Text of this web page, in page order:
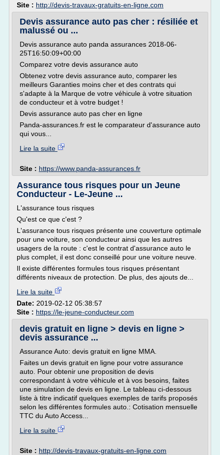
Site : http://devis-travaux-gratuits-en-ligne.com
Devis assurance auto pas cher : résiliée et
malussé ou ...
Devis assurance auto panda assurances 2018-06-
25T16:50:09+00:00
Comparez votre devis assurance auto
Obtenez votre devis assurance auto, comparer les
meilleurs Garanties moins cher et des contrats qui
s'adapte à la Marque de votre véhicule à votre situation
de conducteur et à votre budget !
Devis assurance auto pas cher en ligne
Panda-assurances.fr est le comparateur d'assurance auto
qui vous...
Lire la suite
Site : https://www.panda-assurances.fr
Assurance tous risques pour un Jeune
Conducteur - Le-Jeune ...
L'assurance tous risques
Qu'est ce que c'est ?
L'assurance tous risques présente une couverture optimale
pour une voiture, son conducteur ainsi que les autres
usagers de la route : c'est le contrat d'assurance auto le
plus complet, il est donc conseillé pour une voiture neuve.
Il existe différentes formules tous risques présentant
différents niveaux de protection. De plus, des ajouts de...
Lire la suite
Date: 2019-02-12 05:38:57
Site : https://le-jeune-conducteur.com
devis gratuit en ligne > devis en ligne >
devis assurance ...
Assurance Auto: devis gratuit en ligne MMA.
Faites un devis gratuit en ligne pour votre assurance
auto. Pour obtenir une proposition de devis
correspondant à votre véhicule et à vos besoins, faites
une simulation de devis en ligne. Le tableau ci-dessous
liste à titre indicatif quelques exemples de tarifs proposés
selon les différentes formules auto.: Cotisation mensuelle
TTC du Auto Access...
Lire la suite
Site : http://devis-travaux-gratuits-en-ligne.com